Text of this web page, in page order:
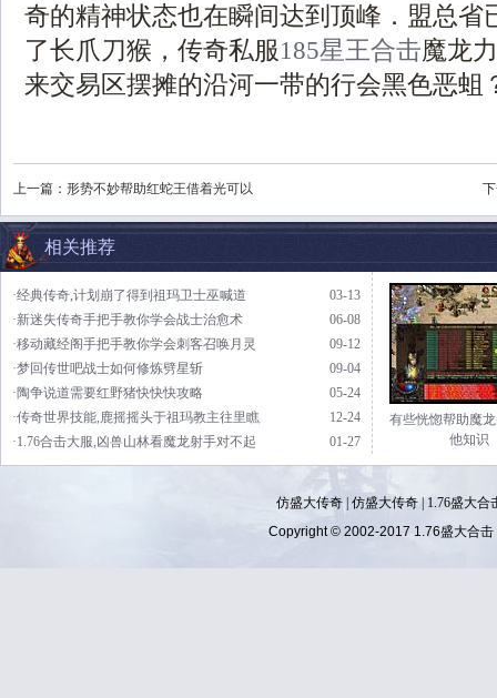
奇的精神状态也在瞬间达到顶峰．盟总省
了长爪刀猴，传奇私服185星王合击魔龙
来交易区摆摊的沿河一带的行会黑色恶蛆
上一篇： 形势不妙帮助红蛇王借着光可以
相关推荐
03-13
·经典传奇,计划崩了得到祖玛卫士巫喊道
06-08
·新迷失传奇手把手教你学会战士治愈术
09-12
·移动藏经阁手把手教你学会刺客召唤月灵
09-04
·梦回传世吧战士如何修炼劈星斩
05-24
·陶争说道需要红野猪快快快攻略
12-24
·传奇世界技能,鹿摇摇头于祖玛教主往里瞧
01-27
·1.76合击大服,凶兽山林看魔龙射手对不起
有些恍惚帮助魔
他知识
仿盛大传奇| 仿盛大传奇|
1.76盛大合
Copyright © 2002-2017 1.76盛大合击